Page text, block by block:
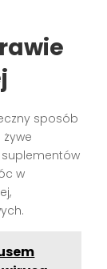
sposób
w